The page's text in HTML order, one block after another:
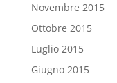
Novembre 2015
Ottobre 2015
Luglio 2015
Giugno 2015